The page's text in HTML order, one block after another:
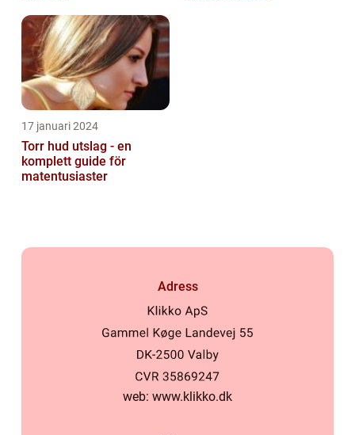
17 januari 2024
Torr hud utslag - en
komplett guide för
matentusiaster
Adress
web: www.klikko.dk